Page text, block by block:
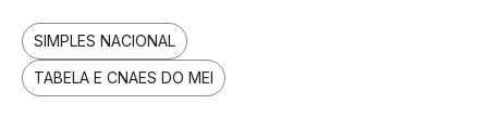
SIMPLES NACIONAL
TABELA E CNAES DO MEI